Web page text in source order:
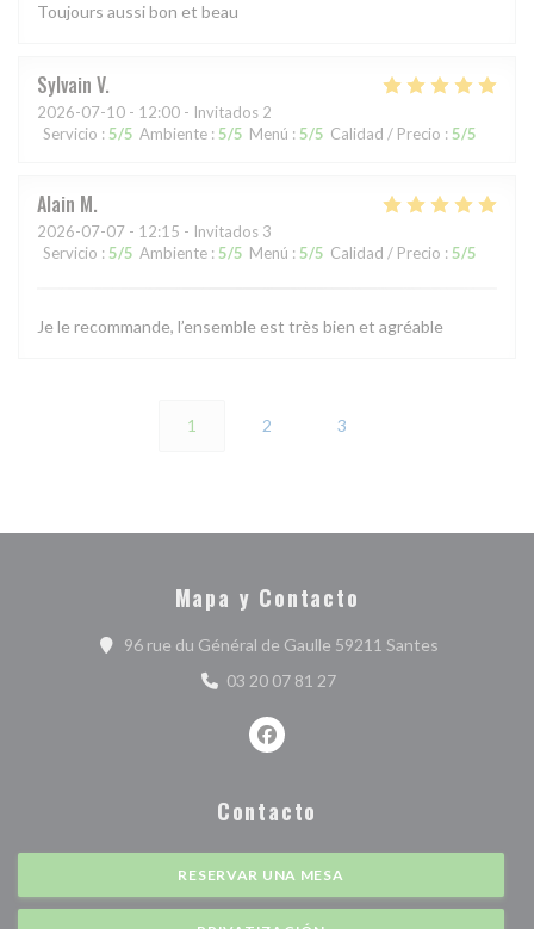
Toujours aussi bon et beau
Sylvain V
2026-07-10 - 12:00 - Invitados 2
Servicio : 5/5 Ambiente : 5/5 Menú : 5/5 Calidad / Precio : 5/5
Alain M
2026-07-07 - 12:15 - Invitados 3
Servicio : 5/5 Ambiente : 5/5 Menú : 5/5 Calidad / Precio : 5/5
Je le recommande, l’ensemble est très bien et agréable
1 2 3
Mapa y Contacto
96 rue du Général de Gaulle 59211 Santes((abre en
03 20 07 81 27
Facebook ((abre en una nueva
Contacto
RESERVAR UNA MESA